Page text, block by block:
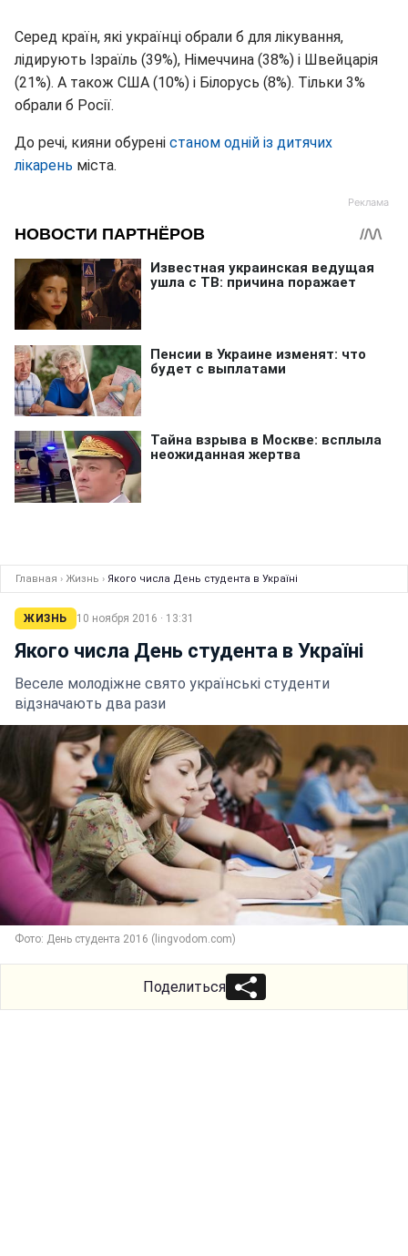
Серед країн, які українці обрали б для лікування,
лідирують Ізраїль (39%), Німеччина (38%) і Швейцарія
(21%). А також США (10%) і Білорусь (8%). Тільки 3%
обрали б Росії.
До речі, кияни обурені станом одній із дитячих
лікарень міста.
Главная › Жизнь › Якого числа День студента в Україні
ЖИЗНЬ 10 ноября 2016 · 13:31
Якого числа День студента в Україні
Веселе молодіжне свято українські студенти
відзначають два рази
Фото: День студента 2016 (lingvodom.сom)
Поделиться